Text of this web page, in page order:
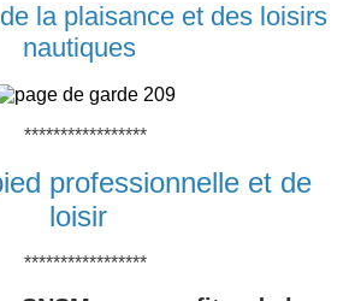
la plaisance et des loisirs
nautiques
*****************
professionnelle et de
loisir
*****************